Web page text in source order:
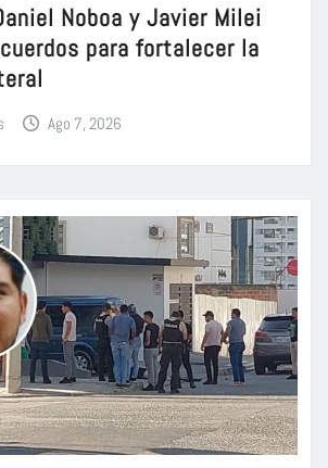
Noboa y Javier Milei
para fortalecer la
Ago 7, 2026